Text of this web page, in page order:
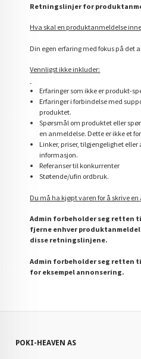
Retningslinjer for
Hva skal en produktanmeldelse
Din egen erfaring med fokus på det
Vennligst ikke inkluder:
Erfaringer som ikke er produkt-
Erfaringer i forbindelse med
produktet.
Spørsmål om produktet eller
en anmeldelse. Dette er ikke et
Linker, priser, tilgjengelighet
informasjon.
Referanser til konkurrenter
Støtende/ufin ordbruk.
Du må ha kjøpt varen for å skrive
Admin forbeholder seg retten
fjerne enhver
disse retningslinjene.
Admin forbeholder seg retten
for eksempel annonsering.
POKI-HEAVEN AS